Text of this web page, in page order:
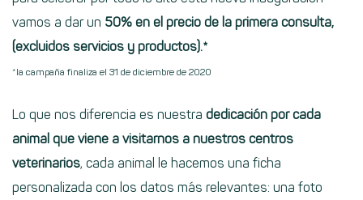
vamos a dar un 50% en el precio de la primera consulta,
(excluidos servicios y productos).*
*la campaña finaliza el 31 de diciembre de 2020
Lo que nos diferencia es nuestra dedicación por cada
animal que viene a visitarnos a nuestros centros
veterinarios, cada animal le hacemos una ficha
personalizada con los datos más relevantes: una foto